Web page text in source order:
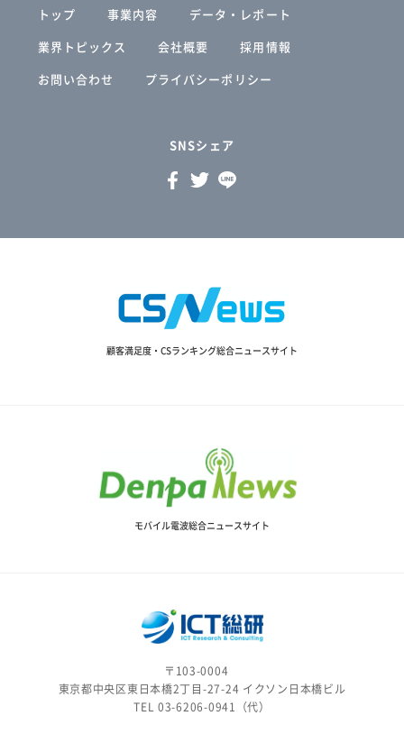
トップ 事業内容
データ・レポート
業界トピックス
会社概要
採用情報
お問い合わせ
プライバシーポリシー
SNSシェア
顧客満足度・CSランキング総合ニュースサイト
モバイル電波総合ニュースサイト
〒103-0004
東京都中央区東日本橋2丁目-27-24 イクソン日本橋ビル
TEL 03-6206-0941（代）